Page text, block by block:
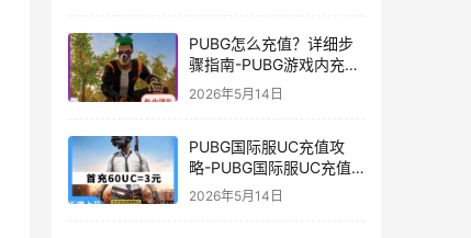
PUBG怎么充值？详细步
骤指南-PUBG游戏内充值
方法及常见问题解答
2026年5月14日
PUBG国际服UC充值攻
略-PUBG国际服UC充值
方法及注意事项
2026年5月14日